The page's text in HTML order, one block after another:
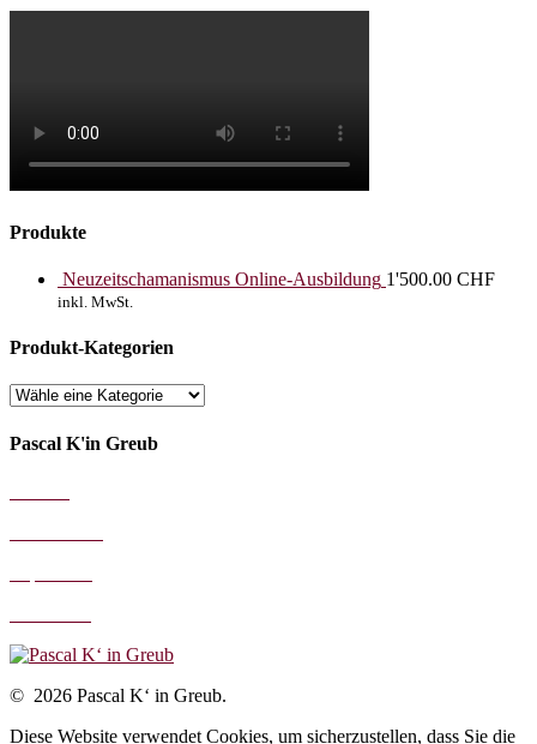
Produkte
Neuzeitschamanismus Online-Ausbildung 1'500.00 CHF
inkl. MwSt.
Produkt-Kategorien
Pascal K'in Greub
© 2026 Pascal K‘ in Greub.
Diese Website verwendet Cookies, um sicherzustellen, dass Sie die